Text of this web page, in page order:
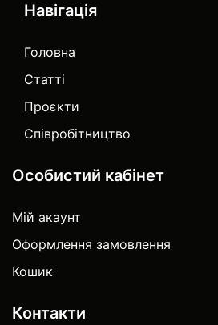
Навігація
Головна
Статті
Проєкти
Співробітництво
Особистий кабінет
Мій акаунт
Оформлення замовлення
Кошик
Контакти